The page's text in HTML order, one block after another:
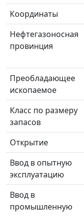
Координаты
Нефтегазоносная
провинция
Преобладающее
ископаемое
Класс по размеру
запасов
Открытие
Ввод в опытную
эксплуатацию
Ввод в
промышленную